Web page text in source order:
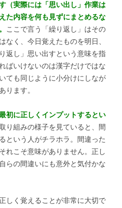
（実際には「思い出し」作業は
た内容を何も見ずにまとめるな
ここで言う「繰り返し」はその
なく、今日覚えたものを明日、
返し」思い出すという意味を指
ばいけないのは漢字だけではな
ても同じように小分けにしなが
ります。
初に正しくインプットするとい
り組みの様子を見ていると、間
という人がチラホラ。間違った
れこそ意味がありません。正し
らの間違いにも意外と気付かな
しく覚えることが非常に大切で